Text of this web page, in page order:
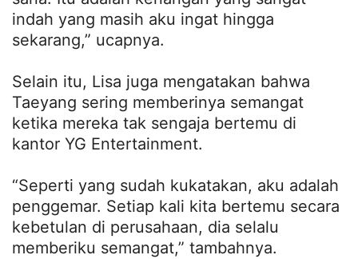
indah yang masih aku ingat hingga
sekarang,” ucapnya.
Selain itu, Lisa juga mengatakan bahwa
Taeyang sering memberinya semangat
ketika mereka tak sengaja bertemu di
kantor YG Entertainment.
“Seperti yang sudah kukatakan, aku adalah
penggemar. Setiap kali kita bertemu secara
kebetulan di perusahaan, dia selalu
memberiku semangat,” tambahnya.